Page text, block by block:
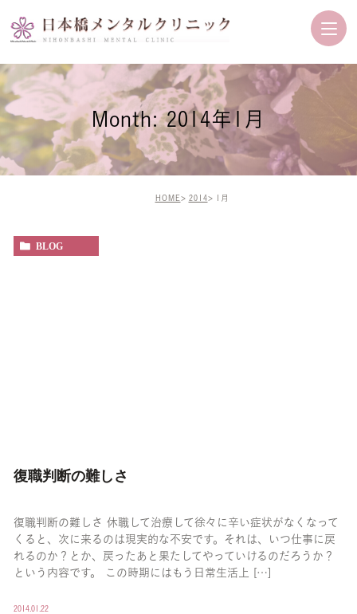
Month: 2014年1月
HOME 2014 1月
BLOG
復職判断の難しさ
復職判断の難しさ 休職して治療して徐々に辛い症状がなくなって
くると、次に来るのは現実的な不安です。それは、いつ仕事に戻
れるのか？とか、戻ったあと果たしてやっていけるのだろうか？
という内容です。 この時期にはもう日常生活上 […]
2014.01.22